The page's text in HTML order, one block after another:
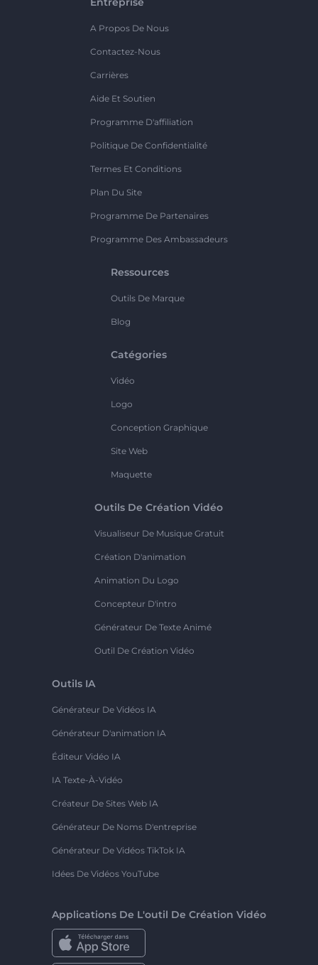
A Propos De Nous
Contactez-Nous
Carrières
Aide Et Soutien
Programme D'affiliation
Politique De Confidentialité
Termes Et Conditions
Plan Du Site
Programme De Partenaires
Programme Des Ambassadeurs
Ressources
Outils De Marque
Blog
Catégories
Vidéo
Logo
Conception Graphique
Site Web
Maquette
Outils De Création Vidéo
Visualiseur De Musique Gratuit
Création D'animation
Animation Du Logo
Concepteur D'intro
Générateur De Texte Animé
Outil De Création Vidéo
Outils IA
Générateur De Vidéos IA
Générateur D'animation IA
Éditeur Vidéo IA
IA Texte-À-Vidéo
Créateur De Sites Web IA
Générateur De Noms D'entreprise
Générateur De Vidéos TikTok IA
Idées De Vidéos YouTube
Applications De L'outil De Création Vidéo